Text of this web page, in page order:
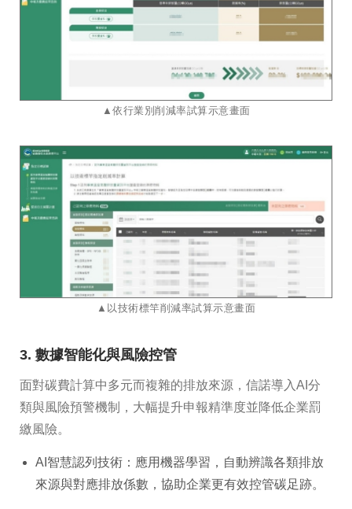
​​​​​​​​​​​​​​▲依行業別削減率試算示意畫面
▲以技術標竿削減率試算示意畫面
3. 數據智能化與風險控管
面對碳費計算中多元而複雜的排放來源，信諾導入AI分
類與風險預警機制，大幅提升申報精準度並降低企業罰
繳風險。
AI智慧認列技術：應用機器學習，自動辨識各類排放
來源與對應排放係數，協助企業更有效控管碳足跡。